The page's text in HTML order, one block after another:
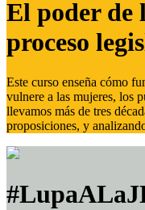
El poder de
proceso
Este curso enseña cómo
vulnere a las mujeres, los
llevamos más de tres
proposiciones, y